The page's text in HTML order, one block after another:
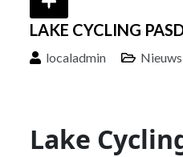
LAKE CYCLING
localadmin Nieuws
Lake